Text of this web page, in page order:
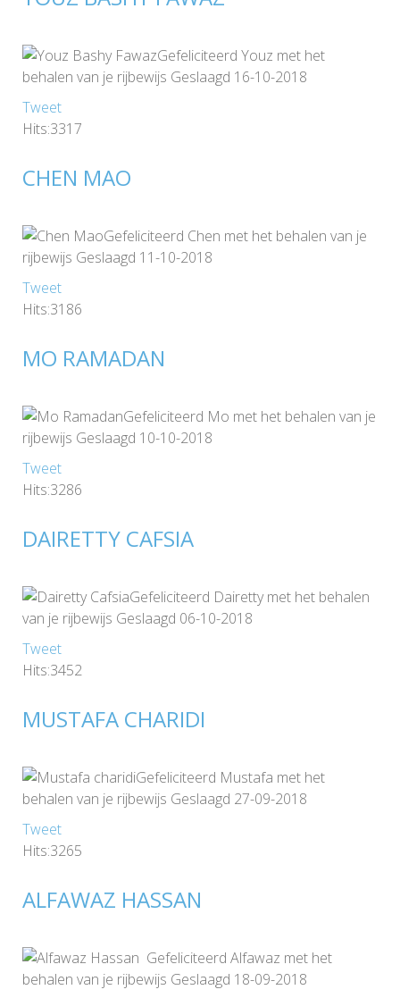
Gefeliciteerd Youz met het
behalen van je rijbewijs Geslaagd 16-10-2018
Tweet
Hits:3317
CHEN MAO
Gefeliciteerd Chen met het behalen van je
rijbewijs Geslaagd 11-10-2018
Tweet
Hits:3186
MO RAMADAN
Gefeliciteerd Mo met het behalen van je
rijbewijs Geslaagd 10-10-2018
Tweet
Hits:3286
DAIRETTY CAFSIA
Gefeliciteerd Dairetty met het behalen
van je rijbewijs Geslaagd 06-10-2018
Tweet
Hits:3452
MUSTAFA CHARIDI
Gefeliciteerd Mustafa met het
behalen van je rijbewijs Geslaagd 27-09-2018
Tweet
Hits:3265
ALFAWAZ HASSAN
Gefeliciteerd Alfawaz met het
behalen van je rijbewijs Geslaagd 18-09-2018